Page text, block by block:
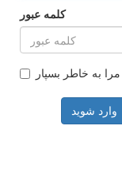
کلمه عبور
مرا به خاطر بسپار